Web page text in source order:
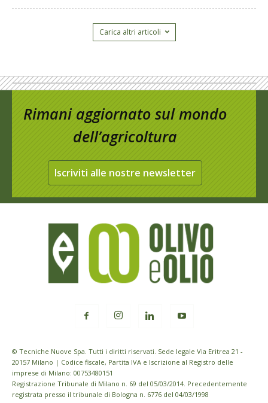
Carica altri articoli
Rimani aggiornato sul mondo
dell’agricoltura
Iscriviti alle nostre newsletter
© Tecniche Nuove Spa. Tutti i diritti riservati. Sede legale Via Eritrea 21 -
20157 Milano | Codice fiscale, Partita IVA e Iscrizione al Registro delle
imprese di Milano: 00753480151
Registrazione Tribunale di Milano n. 69 del 05/03/2014. Precedentemente
registrata presso il tribunale di Bologna n. 6776 del 04/03/1998